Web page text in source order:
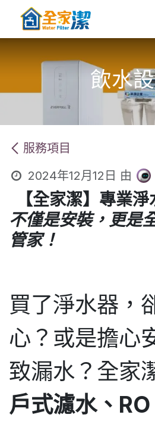
跳至內容
飲水
服務項目
2024年12月12日 由
【全家潔】專業
不僅是安裝，更是
管家！
買了淨水器，
心？或是擔心
致漏水？全家
戶式濾水、